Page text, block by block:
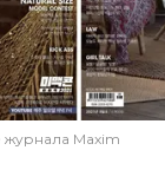
Maxim